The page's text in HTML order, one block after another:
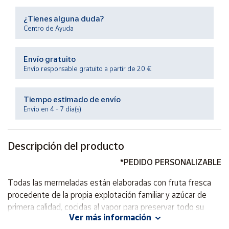
Productos
Solidarios
Ayuda
Centro
Contacto
Vendedores
Hazte
vendedor
Área
¿Tienes alguna duda?
Centro de Ayuda
Envío gratuito
Envío responsable gratuito a partir de 20 €
Tiempo estimado de envío
Envío en 4 - 7 día(s)
Descripción del producto
*PEDIDO PERSONALIZABLE
Todas las mermeladas están elaboradas con fruta fresca
procedente de la propia explotación familiar y azúcar de
primera calidad, cocidas al vapor para preservar todo su
sabor, el contenido en fruta es superior al 70 %.
Ver más información